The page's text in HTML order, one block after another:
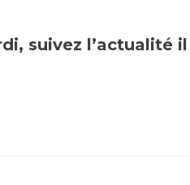
suivez l’actualité il